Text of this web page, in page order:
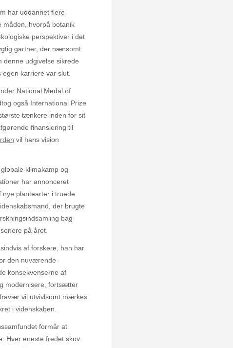
har uddannet flere
måden, hvorpå botanik
perspektiver i det
gartner, der nænsomt
denne udgivelse sikrede
karriere var slut.
National Medal of
også International Prize
tænkere inden for sit
finansiering til
vil hans vision
klimakamp og
har annonceret
nye plantearter i truede
der brugte
bag
på året.
af forskere, han har
den nuværende
konsekvenserne af
modernisere, fortsætter
vil utvivlsomt mærkes
i videnskaben.
formår at
Hver eneste fredet skov